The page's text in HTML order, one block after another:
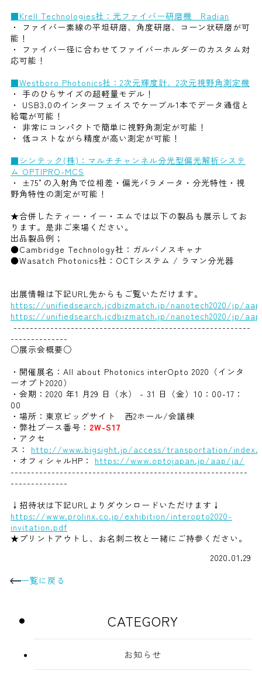
■Krell Technologies社：光ファイバー研磨機 Radian
・ ファイバー素線の平坦研磨、角度研磨、コーン状研磨が可
能！
・ ファイバー径に合わせてファイバーホルダーのカスタム対
応可能！
■Westboro Photonics社：2次元輝度計、2次元視野角測定機
・ 手のひらサイズの超軽量モデル！
・ USB3.0のインターフェイスでケーブル1本でデータ通信と
給電が可能！
・ 非常にコンパクトで簡単に視野角測定が可能！
・ 低コストながら精度が高い測定が可能！
■シンテック(株)：マルチチャンネル分光型偏光解析システ
ム OPTIPRO-MCS
・ ±75°の入射角で位相差・偏光パラメータ・分光特性・視
野角特性の測定が可能！
★合併したティー・イー・エムでは以下の製品も展示してお
ります。是非ご来場ください。
出品製品例；
●Cambridge Technology社：ガルバノスキャナ
●Wasatch Photonics社：OCTシステム / ラマン分光器
出展情報は下記URL先からもご覧いただけます。
https://unifiedsearch.jcdbizmatch.jp/nanotech2020/jp/
https://unifiedsearch.jcdbizmatch.jp/nanotech2020/jp/
----------------------------------------------------------
--------------
○展示会概要○
・開催展名：All about Photonics interOpto 2020（インタ
ーオプト2020）
・会期：2020 年1 月29 日（水） - 31 日（金）10：00-17：
00
・場所：東京ビッグサイト 西2ホール/会議棟
・弊社ブース番号： 2W-S17
・アクセ
ス： http://www.bigsight.jp/access/transportation/
・オフィシャルHP： https://www.optojapan.jp/aap/ja/
----------------------------------------------------------
--------------
↓招待状は下記URLよりダウンロードいただけます↓
https://www.prolinx.co.jp/exhibition/interopto2020-
invitation.pdf
★プリントアウトし、お名刺二枚と一緒にご持参ください。
2020.01.29
一覧に戻る
CATEGORY
お知らせ